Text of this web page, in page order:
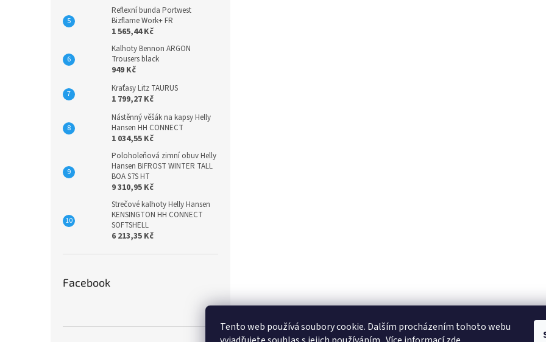
Tento web používá soubory cookie. Dalším procházením tohoto webu
Reflexní bunda Portwest
Bizflame Work+ FR
1 565,44 Kč
Kalhoty Bennon ARGON
Trousers black
949 Kč
Kraťasy Litz TAURUS
1 799,27 Kč
Nástěnný věšák na kapsy Helly
Hansen HH CONNECT
1 034,55 Kč
Poloholeňová zimní obuv Helly
Hansen BIFROST WINTER TALL
BOA S7S HT
9 310,95 Kč
Strečové kalhoty Helly Hansen
KENSINGTON HH CONNECT
SOFTSHELL
6 213,35 Kč
Facebook